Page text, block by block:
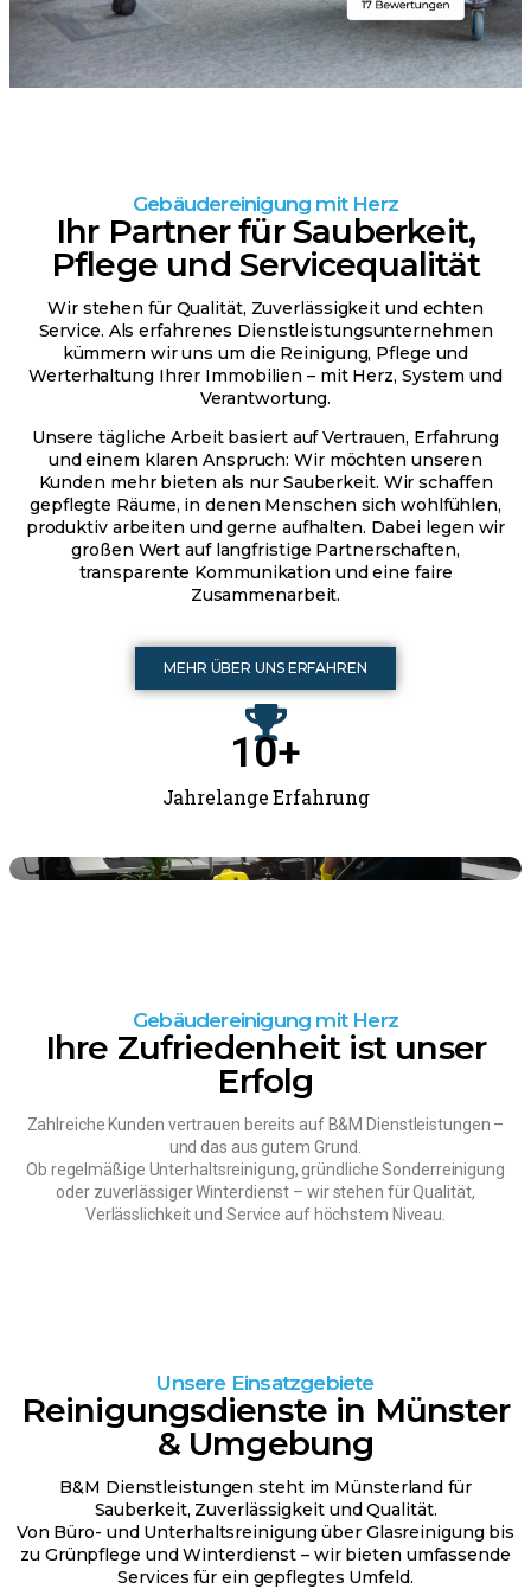
Gebäudereinigung mit Herz
Ihr Partner für Sauberkeit,
Pflege und Servicequalität
Wir stehen für Qualität, Zuverlässigkeit und echten
Service. Als erfahrenes Dienstleistungsunternehmen
kümmern wir uns um die Reinigung, Pflege und
Werterhaltung Ihrer Immobilien – mit Herz, System und
Verantwortung.
Unsere tägliche Arbeit basiert auf Vertrauen, Erfahrung
und einem klaren Anspruch: Wir möchten unseren
Kunden mehr bieten als nur Sauberkeit. Wir schaffen
gepflegte Räume, in denen Menschen sich wohlfühlen,
produktiv arbeiten und gerne aufhalten. Dabei legen wir
großen Wert auf langfristige Partnerschaften,
transparente Kommunikation und eine faire
Zusammenarbeit.
MEHR ÜBER UNS ERFAHREN
Jahrelange Erfahrung
10+
Gebäudereinigung mit Herz
Ihre Zufriedenheit ist unser
Erfolg
Zahlreiche Kunden vertrauen bereits auf B&M Dienstleistungen –
und das aus gutem Grund.
Ob regelmäßige Unterhaltsreinigung, gründliche Sonderreinigung
oder zuverlässiger Winterdienst – wir stehen für Qualität,
Verlässlichkeit und Service auf höchstem Niveau.
Unsere Einsatzgebiete
Reinigungsdienste in Münster
& Umgebung
B&M Dienstleistungen steht im Münsterland für
Sauberkeit, Zuverlässigkeit und Qualität.
Von Büro- und Unterhaltsreinigung über Glasreinigung bis
zu Grünpflege und Winterdienst – wir bieten umfassende
Services für ein gepflegtes Umfeld.